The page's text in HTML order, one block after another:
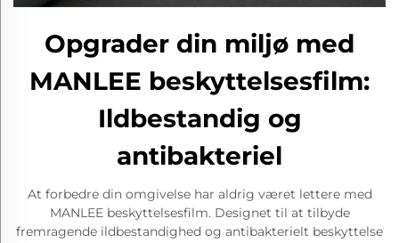
Opgrader din miljø med
MANLEE beskyttelsesfilm:
Ildbestandig og
antibakteriel
At forbedre din omgivelse har aldrig været lettere med
MANLEE beskyttelsesfilm. Designet til at tilbyde
fremragende ildbestandighed og antibakterielt beskyttelse